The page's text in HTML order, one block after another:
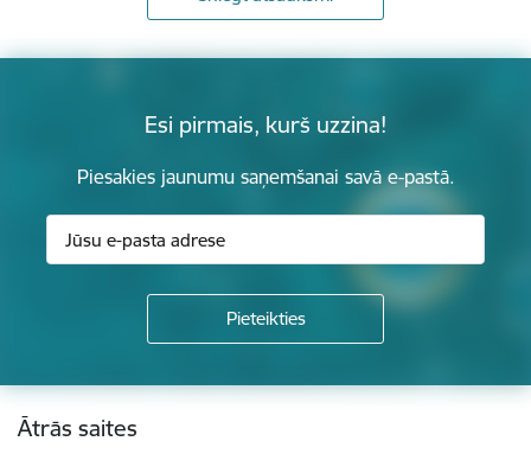
Esi pirmais, kurš uzzina!
Piesakies jaunumu saņemšanai savā e-pastā.
Kājene
Ātrās saites